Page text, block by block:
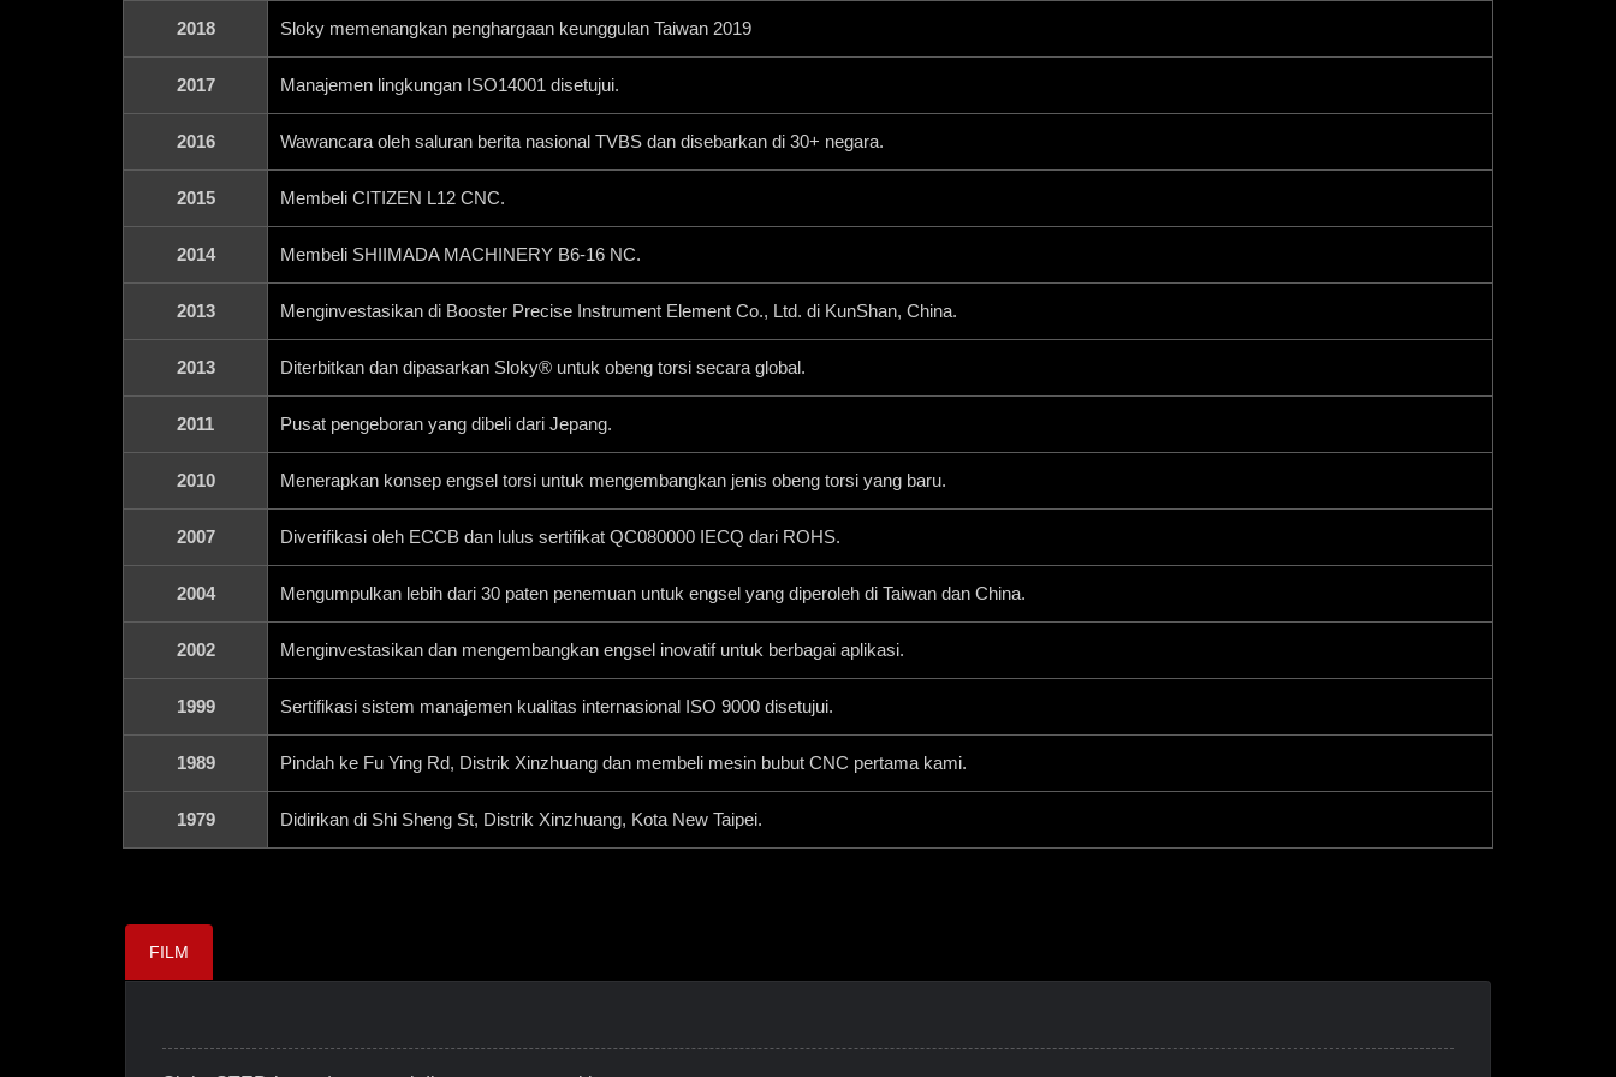
2018 Sloky memenangkan penghargaan keunggulan Taiwan 2019
2017 Manajemen lingkungan ISO14001 disetujui.
2016 Wawancara oleh saluran berita nasional TVBS dan disebarkan di 30+ negara.
2015 Membeli CITIZEN L12 CNC.
2014 Membeli SHIIMADA MACHINERY B6-16 NC.
2013 Menginvestasikan di Booster Precise Instrument Element Co., Ltd. di KunShan, China.
2013 Diterbitkan dan dipasarkan Sloky® untuk obeng torsi secara global.
2011 Pusat pengeboran yang dibeli dari Jepang.
2010 Menerapkan konsep engsel torsi untuk mengembangkan jenis obeng torsi yang baru.
2007 Diverifikasi oleh ECCB dan lulus sertifikat QC080000 IECQ dari ROHS.
2004 Mengumpulkan lebih dari 30 paten penemuan untuk engsel yang diperoleh di Taiwan dan China.
2002 Menginvestasikan dan mengembangkan engsel inovatif untuk berbagai aplikasi.
1999 Sertifikasi sistem manajemen kualitas internasional ISO 9000 disetujui.
1989 Pindah ke Fu Ying Rd, Distrik Xinzhuang dan membeli mesin bubut CNC pertama kami.
1979 Didirikan di Shi Sheng St, Distrik Xinzhuang, Kota New Taipei.
FILM